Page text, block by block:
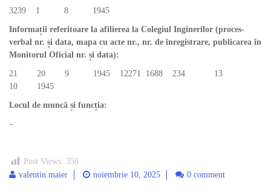
3239 1 8 1945
Informații referitoare la afilierea la Colegiul Inginerilor (proces-
verbal nr. și data, mapa cu acte nr., nr. de înregistrare, publicarea în
Monitorul Oficial nr. și data):
21 20 9 1945 12271 1688 234 13
10 1945
Locul de muncă și funcția:
–
Post Views: 356
valentin.maier
noiembrie 10, 2025 0 comment